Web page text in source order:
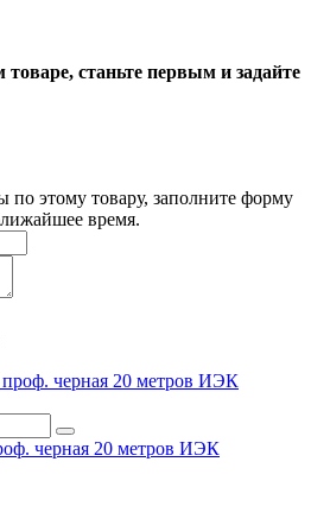
станьте первым и задайте
по этому товару, заполните форму
время.
черная 20 метров ИЭК